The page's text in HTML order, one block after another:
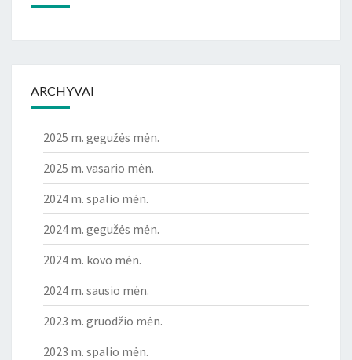
ARCHYVAI
2025 m. gegužės mėn.
2025 m. vasario mėn.
2024 m. spalio mėn.
2024 m. gegužės mėn.
2024 m. kovo mėn.
2024 m. sausio mėn.
2023 m. gruodžio mėn.
2023 m. spalio mėn.